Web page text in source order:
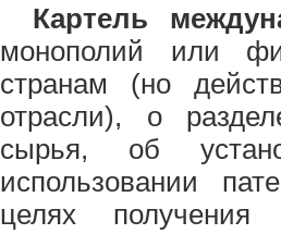
Картель
монополий или
странам (но
отрасли), о
сырья, об
использовании
целях